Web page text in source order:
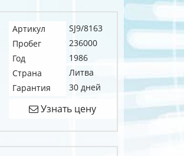
Артикул
SJ9/8163
Пробег
236000
Год
1986
Страна
Литва
Гарантия
30 дней
Узнать цену